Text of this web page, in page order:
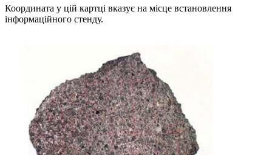
Координата у цій картці вказує на місце встановлення
інформаційного стенду.